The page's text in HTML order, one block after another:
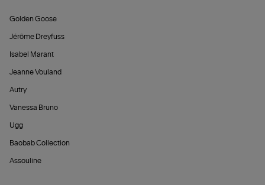
Golden Goose
Jérôme Dreyfuss
Isabel Marant
Jeanne Vouland
Autry
Vanessa Bruno
Ugg
Baobab Collection
Assouline